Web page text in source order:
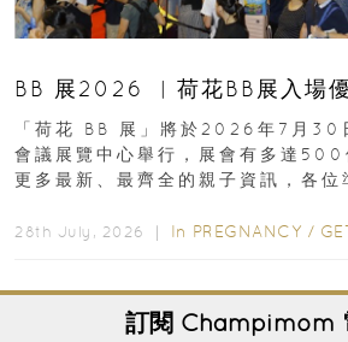
BB 展2026 ︳荷花BB展入場
「荷花 BB 展」將於2026年7月30
會議展覽中心舉行，展會有多達500
更多最新、最齊全的親子資訊，各位
28th July, 2026 ｜ In PREGNANCY /
訂閱 Champimom